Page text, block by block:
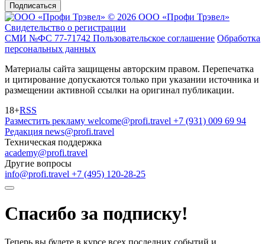
Подписаться
© 2026 ООО «Профи Трэвeл»
Свидетельство о регистрации
СМИ №ФС 77-71742 Пользовательское соглашение Обработка
персональных данных
Материалы сайта защищены авторским правом. Перепечатка
и цитирование допускаются только при указании источника и
размещении активной ссылки на оригинал публикации.
18+RSS
Разместить рекламу welcome@profi.travel +7 (931) 009 69 94
Редакция news@profi.travel
Техническая поддержка
academy@profi.travel
Другие вопросы
info@profi.travel +7 (495) 120-28-25
Спасибо за подписку!